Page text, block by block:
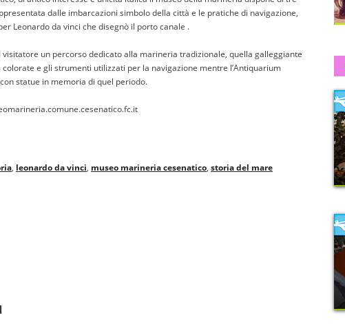
dalle imbarcazioni simbolo della città e le pratiche di navigazione,
Leonardo da vinci che disegnò il porto canale .
un percorso dedicato alla marineria tradizionale, quella galleggiante
e gli strumenti utilizzati per la navigazione mentre l’Antiquarium
statue in memoria di quel periodo.
leonardo da vinci museo marineria cesenatico storia del mare